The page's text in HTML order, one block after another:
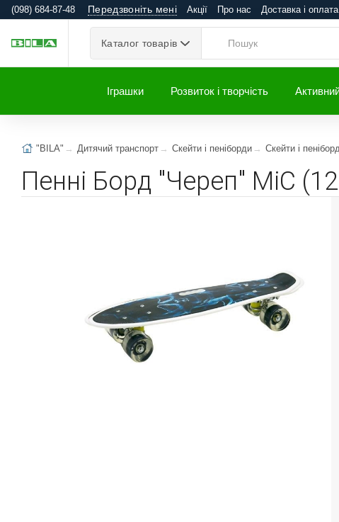
(098) 684-87-48 Передзвоніть мені Акції Про нас Доставка і оплата
Каталог товарів
Іграшки Розвиток і творчість
"BILA" Дитячий транспорт Скейти і пеніборди Скейти і
Пенні Борд "Череп" MiC